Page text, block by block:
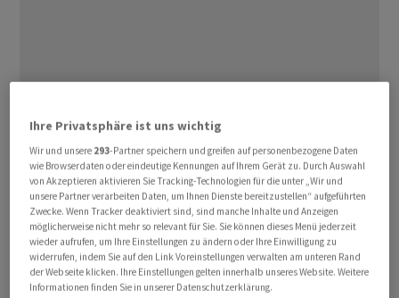
Am Montag rutschte der Kurs im frühen Handel
deutlich unter die Marke von 80'000 Dollar. Gegen 7 Uhr
kostete die weltweit älteste und bekannte
Digitalwährung nur noch knapp 77'000 Dollar und baute
damit die jüngsten Kursverluste aus. Vor der
Ankündigung von US-Präsident Donald Trump am
Mittwochabend, die Welt mit Zöllen zu überziehen, war
einBitcoinnoch rund 87'000 Dollar wert.
Ihre Privatsphäre ist uns wichtig
Wir und unsere 293-Partner speichern und greifen auf personenbezogene Daten
wie Browserdaten oder eindeutige Kennungen auf Ihrem Gerät zu. Durch Auswahl
von Akzeptieren aktivieren Sie Tracking-Technologien für die unter „Wir und
unsere Partner verarbeiten Daten, um Ihnen Dienste bereitzustellen“ aufgeführten
Zwecke. Wenn Tracker deaktiviert sind, sind manche Inhalte und Anzeigen
möglicherweise nicht mehr so relevant für Sie. Sie können dieses Menü jederzeit
wieder aufrufen, um Ihre Einstellungen zu ändern oder Ihre Einwilligung zu
widerrufen, indem Sie auf den Link Voreinstellungen verwalten am unteren Rand
der Webseite klicken. Ihre Einstellungen gelten innerhalb unseres Website. Weitere
Informationen finden Sie in unserer Datenschutzerklärung.